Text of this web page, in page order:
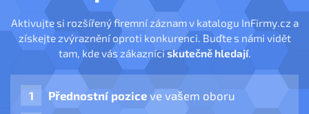
Aktivujte si rozšířený firemní záznam v katalogu InFirmy.cz a
získejte zvýraznění oproti konkurenci. Buďte s námi vidět
tam, kde vás zákazníciskutečně hledají.
Přednostní pozice ve vašem oboru